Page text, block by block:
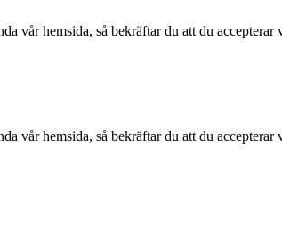
vår hemsida, så bekräftar du att du
vår hemsida, så bekräftar du att du